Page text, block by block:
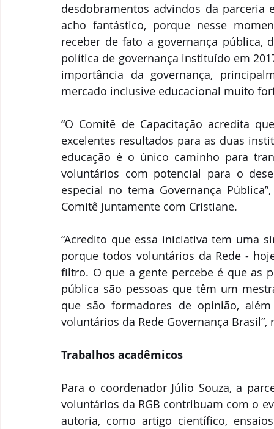
desdobramentos advindos da parceria
acho fantástico, porque nesse
receber de fato a governança pública,
política de governança instituído em
importância da governança,
mercado inclusive educacional muito
“O Comitê de Capacitação acredita
excelentes resultados para as duas
educação é o único caminho para
voluntários com potencial para o
especial no tema Governança
Comitê juntamente com Cristiane.
“Acredito que essa iniciativa tem uma
porque todos voluntários da Rede -
filtro. O que a gente percebe é que as
pública são pessoas que têm um
que são formadores de opinião,
voluntários da Rede Governança
Trabalhos acadêmicos
Para o coordenador Júlio Souza, a
voluntários da RGB contribuam com o
autoria, como artigo científico,